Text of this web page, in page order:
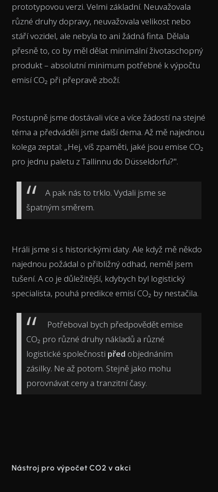
prototypovou verzi. Velmi základní. Neuvažovala
různé druhy dopravy, neuvažovala velikost nebo
stáří vozidel, ale nebyla to ani žádná finta. Dělala
přesně to, co by měl dělat minimální životaschopný
produkt – absolutní minimum potřebné k výpočtu
emisí CO₂ při přepravě zboží.
Postupně jsme dostávali více a více žádostí na stejné
téma a předváděli jsme další dema. Až mě najednou
kolega zeptal: „Hej, víš zpaměti, jaké jsou emise CO₂
pro jednu paletu z Tallinnu do Düsseldorfu?".
A pak nás to trklo. Vydali jsme se
špatným směrem.
Hráli jsme si s historickými daty. Ale když mě někdo
najednou požádal o přibližný odhad, neměl jsem
tušení. A co je důležitější, kdybych byl logistický
specialista, pouhá predikce emisí CO₂ by nestačila.
Potřeboval bych předpovědět emise
CO₂ pro různé druhy nákladů a různé
logistické společnosti před objednáním
zásilky. Ne až potom. Stejně jako mohu
porovnávat ceny a tranzitní časy.
Nástroj pro výpočet CO2 v akci